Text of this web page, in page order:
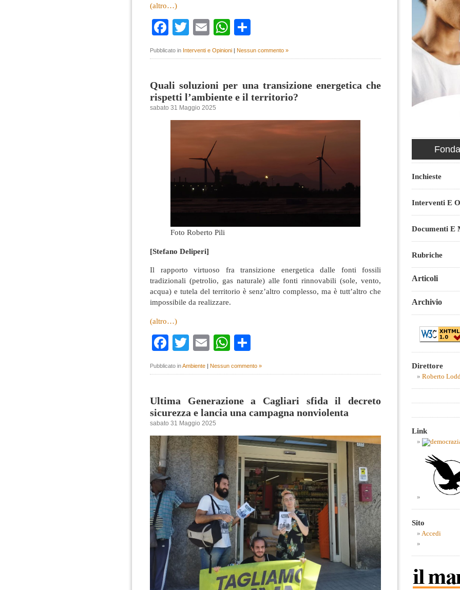
(altro…)
Facebook
TwitterEmailWhatsApp
Pubblicato in Interventi e Opinioni | Nessun commento »
Quali soluzioni per una transizione energetica che
rispetti l’ambiente e il territorio?
sabato 31 Maggio 2025
Foto Roberto Pili
[Stefano Deliperi]
Il rapporto virtuoso fra transizione energetica dalle fonti fossili
tradizionali (petrolio, gas naturale) alle fonti rinnovabili (sole, vento,
acqua) e tutela del territorio è senz’altro complesso, ma è tutt’altro che
impossibile da realizzare.
(altro…)
Facebook
TwitterEmailWhatsApp
Pubblicato inAmbiente | Nessun commento »
Ultima Generazione a Cagliari sfida il decreto
sicurezza e lancia una campagna nonviolenta
sabato 31 Maggio 2025
Inchieste
Interventi E
Documenti E
Rubriche
Articoli
Archivio
Direttore
Roberto
Link
Sito
Accedi